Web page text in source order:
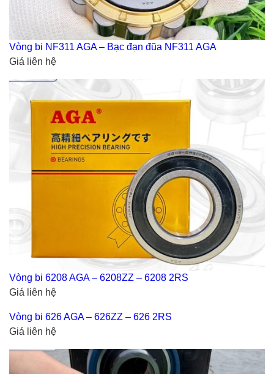
Vòng bi NF311 AGA – Bạc đạn đũa NF311 AGA
Giá liên hệ
Vòng bi 6208 AGA – 6208ZZ – 6208 2RS
Giá liên hệ
Vòng bi 626 AGA – 626ZZ – 626 2RS
Giá liên hệ